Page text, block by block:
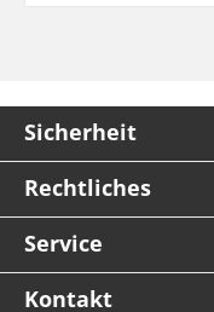
Sicherheit
Rechtliches
Service
Kontakt